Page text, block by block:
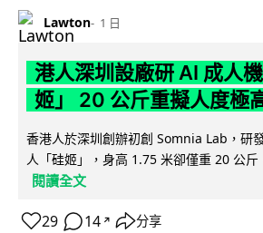
Lawton 1 日
港人深圳設廠研 AI 成人
姬」 20 公斤重擬人度極
香港人於深圳創辦初創 Somnia Lab，研
人「硅姬」，身高 1.75 米卻僅重 20 公
閱讀全文
29 14 ↗ 分享